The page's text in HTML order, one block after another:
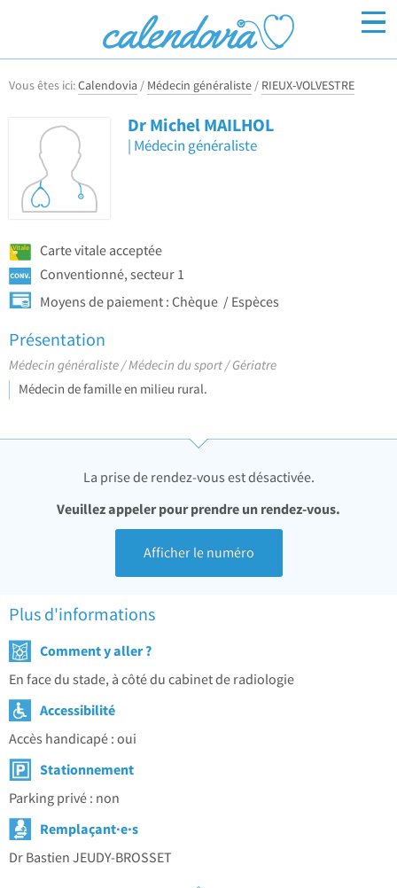
Inscrivez-vous Connexion
Vous êtes ici:Calendovia/ Médecin généraliste/ RIEUX-VOLVESTRE
Dr Michel MAILHOL
Médecin généraliste
Carte vitale acceptée
Conventionné, secteur 1
Moyens de paiement : Chèque Espèces
Présentation
Médecin généraliste Médecin du sport
Gériatre
Médecin de famille en milieu rural.
La prise de rendez-vous est désactivée.
Veuillez appeler pour prendre un rendez-vous.
Afficher le numéro
Plus d'informations
Comment y aller ?
En face du stade, à côté du cabinet de radiologie
Accessibilité
Accès handicapé : oui
Stationnement
Parking privé : non
Remplaçant·e·s
Dr Bastien JEUDY-BROSSET